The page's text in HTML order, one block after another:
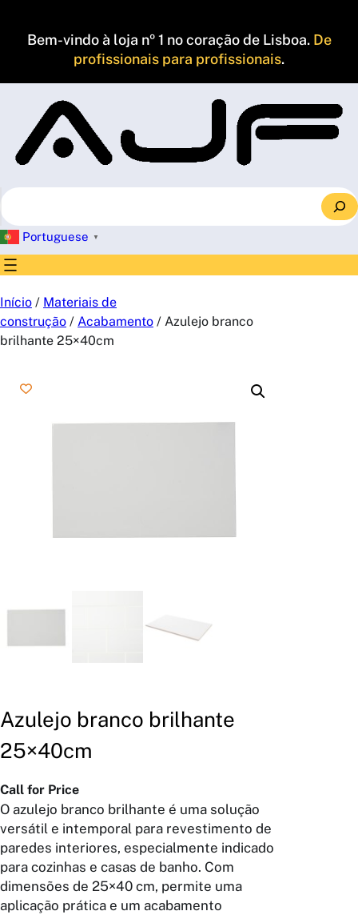
Bem-vindo à loja nº 1 no coração de Lisboa. De
profissionais para profissionais.
S
e
a
r
c
Portuguese ▼
Início / Materiais de
construção / Acabamento / Azulejo branco
brilhante 25×40cm
Azulejo branco brilhante
25×40cm
Call for Price
O azulejo branco brilhante é uma solução
versátil e intemporal para revestimento de
paredes interiores, especialmente indicado
para cozinhas e casas de banho. Com
dimensões de 25×40 cm, permite uma
aplicação prática e um acabamento